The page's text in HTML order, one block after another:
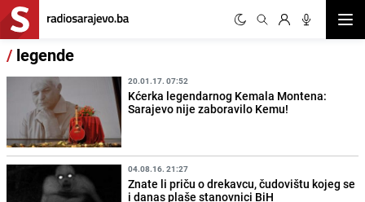
/ legende
20.01.17. 07:52
Kćerka legendarnog Kemala Montena:
Sarajevo nije zaboravilo Kemu!
04.08.16. 21:27
Znate li priču o drekavcu, čudovištu kojeg se
i danas plaše stanovnici BiH